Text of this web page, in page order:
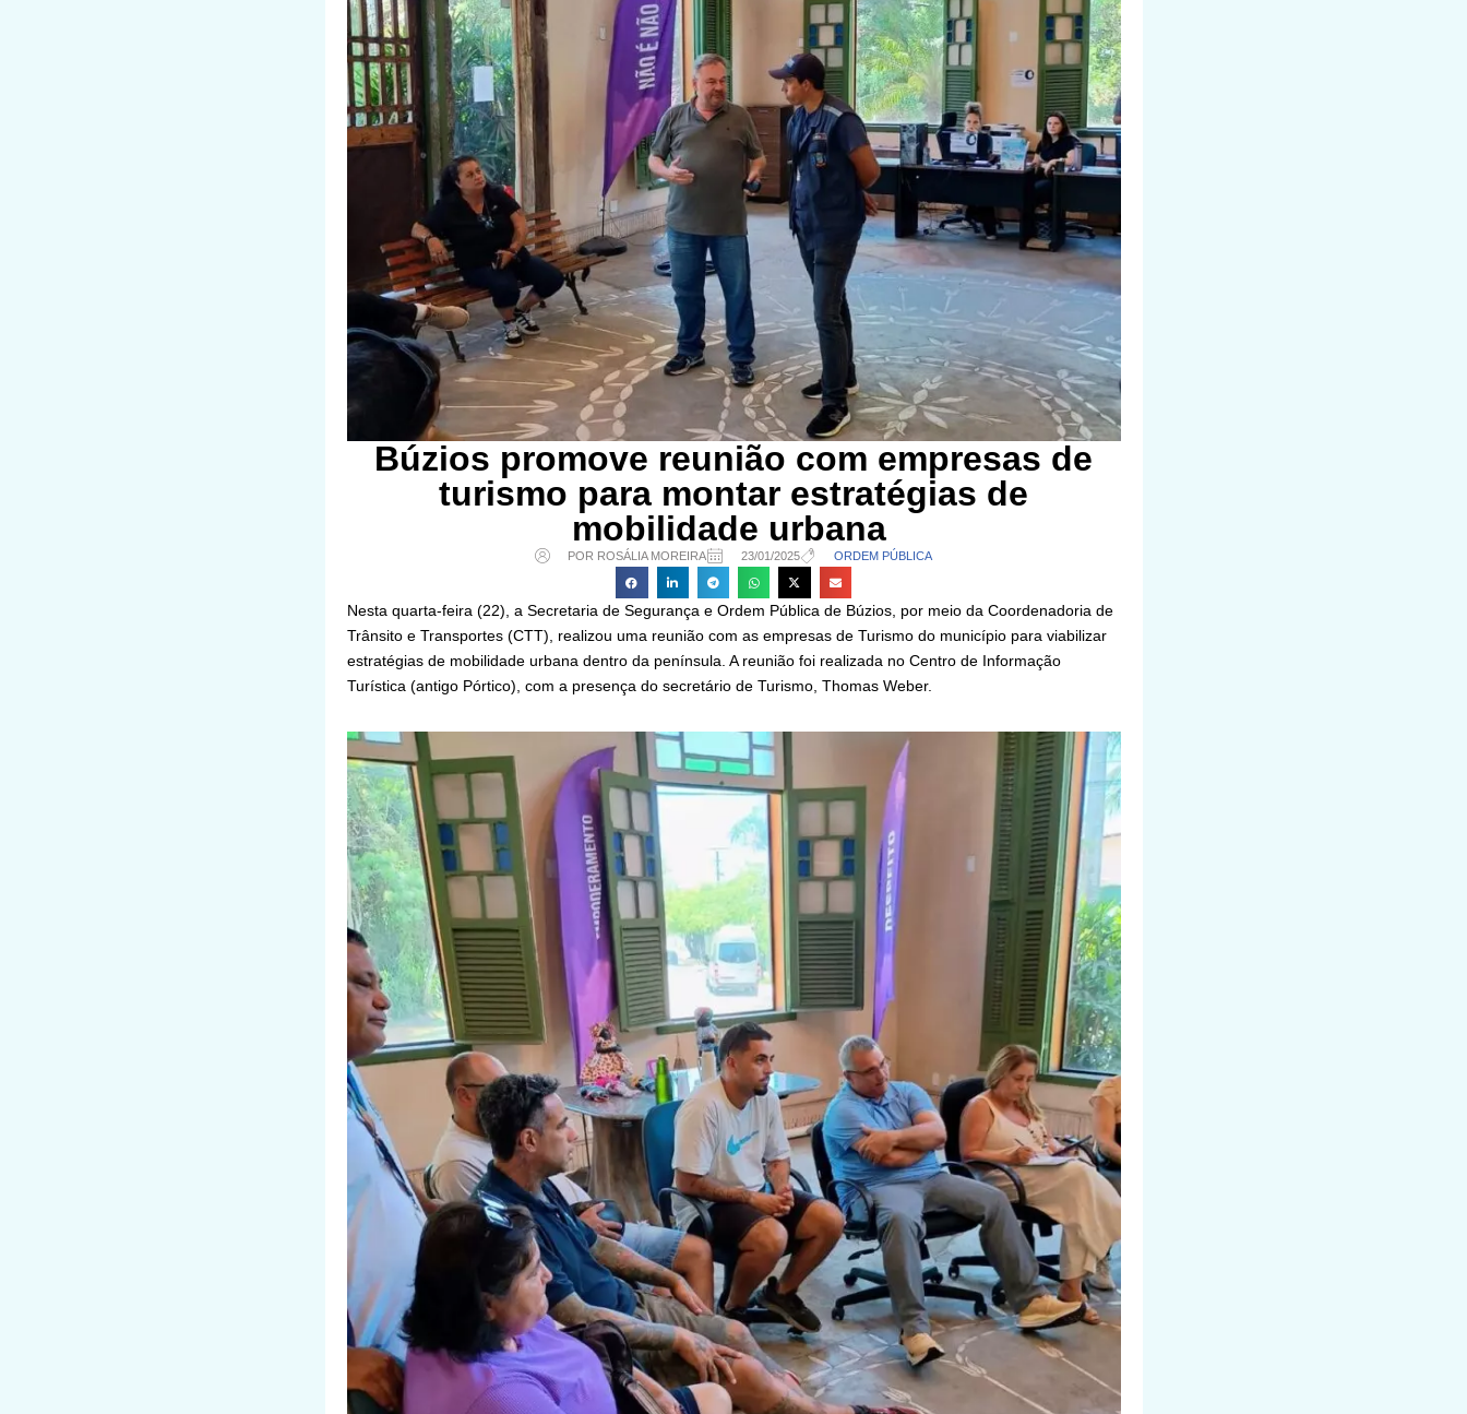
Búzios promove reunião com empresas de
turismo para montar estratégias de
mobilidade urbana
POR ROSÁLIA MOREIRA 23/01/2025 ORDEM PÚBLICA
Nesta quarta-feira (22), a Secretaria de Segurança e Ordem Pública de Búzios, por meio da Coordenadoria de
Trânsito e Transportes (CTT), realizou uma reunião com as empresas de Turismo do município para viabilizar
estratégias de mobilidade urbana dentro da península. A reunião foi realizada no Centro de Informação
Turística (antigo Pórtico), com a presença do secretário de Turismo, Thomas Weber.